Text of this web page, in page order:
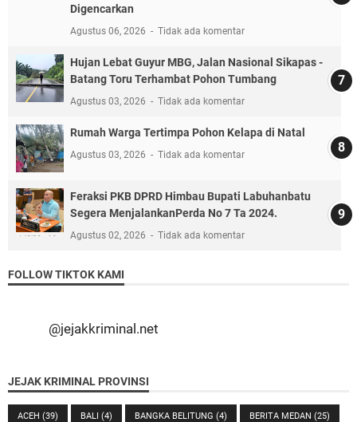
Digencarkan
Agustus 06, 2026 Tidak ada komentar
Hujan Lebat Guyur MBG, Jalan Nasional Sikapas -
Batang Toru Terhambat Pohon Tumbang
Agustus 03, 2026 Tidak ada komentar
Rumah Warga Tertimpa Pohon Kelapa di Natal
Agustus 03, 2026 Tidak ada komentar
Feraksi PKB DPRD Himbau Bupati Labuhanbatu
Segera MenjalankanPerda No 7 Ta 2024.
Agustus 02, 2026 Tidak ada komentar
FOLLOW TIKTOK KAMI
@jejakkriminal.net
JEJAK KRIMINAL PROVINSI
ACEH (39) BALI (4) BANGKA BELITUNG (4) BERITA MEDAN (25)